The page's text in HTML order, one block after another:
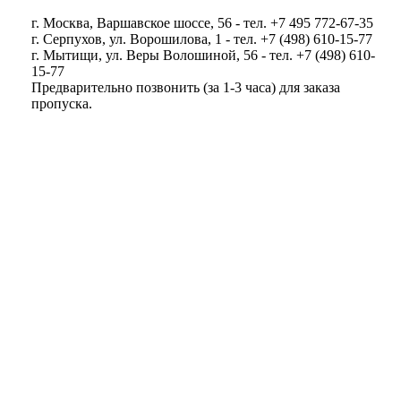
г. Москва, Варшавское шоссе, 56 - тел. +7 495 772-67-35
г. Серпухов, ул. Ворошилова, 1 - тел. +7 (498) 610-15-77
г. Мытищи, ул. Веры Волошиной, 56 - тел. +7 (498) 610-
15-77
Предварительно позвонить (за 1-3 часа) для заказа
пропуска.